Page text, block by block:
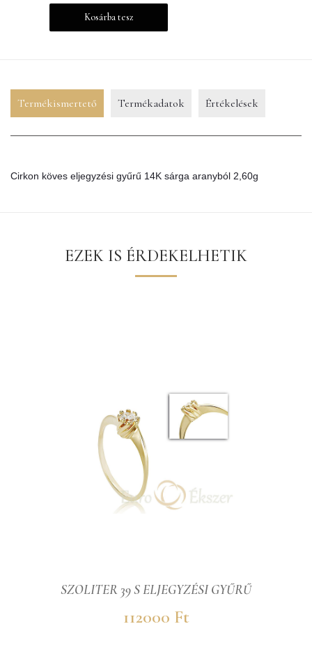
Kosárba tesz
Termékismertető Termékadatok Értékelések
Cirkon köves eljegyzési gyűrű 14K sárga aranyból 2,60g
EZEK IS ÉRDEKELHETIK
SZOLITER 39 S ELJEGYZÉSI GYŰRŰ
112000 Ft